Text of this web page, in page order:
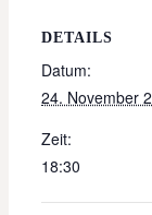
DETAILS
Datum:
24. November
Zeit:
18:30